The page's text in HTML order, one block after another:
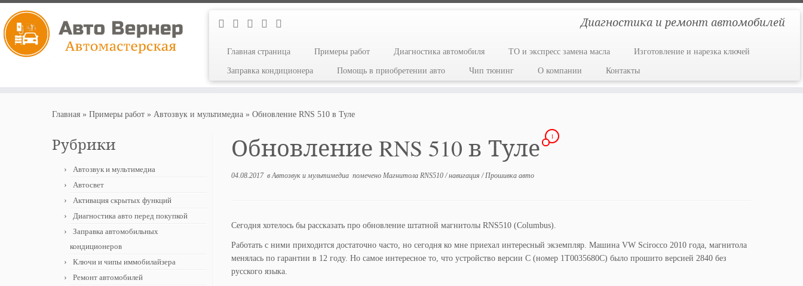
Диагностика и ремонт автомобилей
Главная страница Примеры работ Диагностика автомобиля ТО и экспресс замена масла Изготовление и нарезка ключей
Заправка кондиционера Помощь в приобретении авто Чип тюнинг О компании Контакты
Главная » Примеры работ » Автозвук и мультимедиа » Обновление RNS 510 в Туле
Рубрики
Автозвук и мультимедиа
Автосвет
Активация скрытых функций
Диагностика авто перед покупкой
Заправка автомобильных
кондиционеров
Ключи и чипы иммобилайзера
Ремонт автомобилей
Обновление RNS 510 в Туле 1
04.08.2017вАвтозвук и мультимедиа помечено Магнитола RNS510/навигация/Прошивка авто
Сегодня хотелось бы рассказать про обновление штатной магнитолы RNS510 (Columbus).
Работать с ними приходится достаточно часто, но сегодня ко мне приехал интересный экземпляр. Машина VW Scirocco 2010 года, магнитола
менялась по гарантии в 12 году. Но самое интересное то, что устройство версии C (номер 1T0035680C) было прошито версией 2840 без
русского языка.